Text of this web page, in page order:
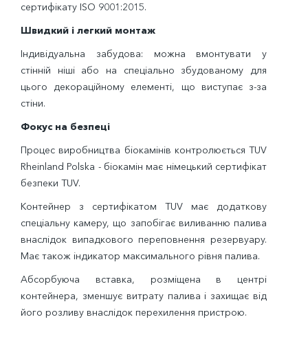
сертифікату ISO 9001:2015.
Швидкий і легкий монтаж
Індивідуальна забудова: можна вмонтувати у
стінній ніші або на спеціально збудованому для
цього декораційному елементі, що виступає з-за
стіни.
Фокус на безпеці
Процес виробництва біокамінів контролюється TUV
Rheinland Polska - біокамін має німецький сертифікат
безпеки TUV.
Контейнер з сертифікатом TUV має додаткову
спеціальну камеру, що запобігає виливанню палива
внаслідок випадкового переповнення резервуару.
Має також індикатор максимального рівня палива.
Абсорбуюча вставка, розміщена в центрі
контейнера, зменшує витрату палива і захищає від
його розливу внаслідок перехилення пристрою.